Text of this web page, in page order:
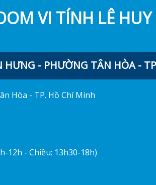
VI TÍNH LÊ HUY
HƯNG - PHƯỜNG TÂN HÒA -
Hòa - TP. Hồ Chí Minh
12h - Chiều: 13h30-18h)